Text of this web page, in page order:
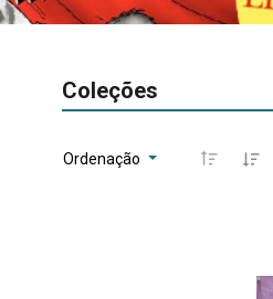
Coleções
Ordenação